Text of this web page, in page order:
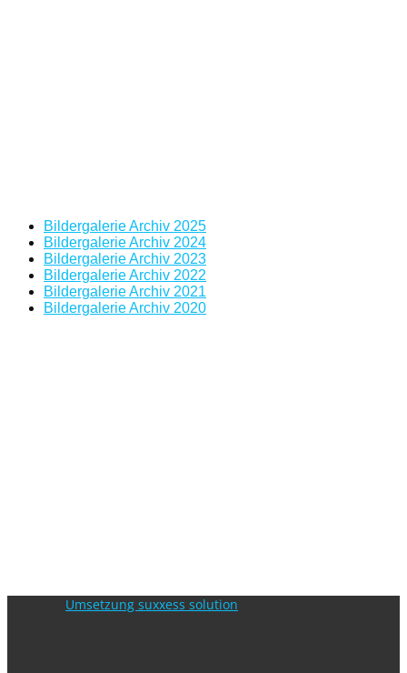
Bildergalerie Archiv 2025
Bildergalerie Archiv 2024
Bildergalerie Archiv 2023
Bildergalerie Archiv 2022
Bildergalerie Archiv 2021
Bildergalerie Archiv 2020
Umsetzung suxxess solution